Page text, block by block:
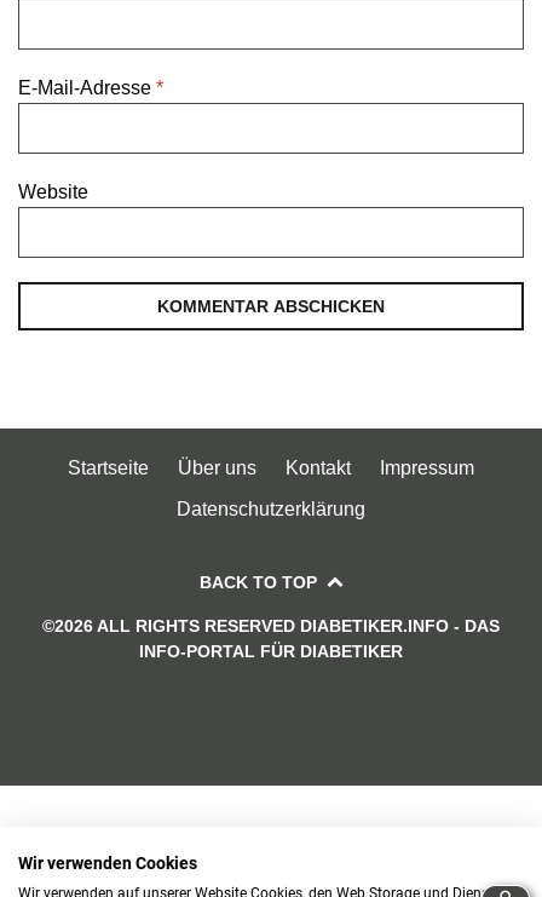
E-Mail-Adresse *
Website
Startseite Über uns Kontakt
Impressum
Datenschutzerklärung
BACK TO TOP
©2026 ALL RIGHTS RESERVED DIABETIKER.INFO - DAS
INFO-PORTAL FÜR DIABETIKER
Wir verwenden Cookies
Wir verwenden auf unserer Website Cookies, den Web Storage und Dienste